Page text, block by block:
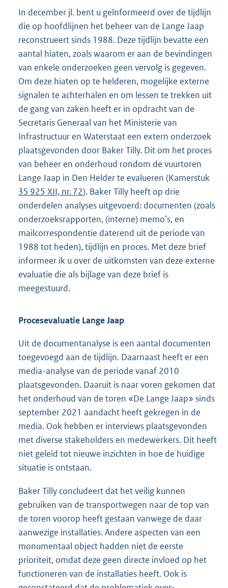
In december jl. bent u geïnformeerd over de tijdlijn
die op hoofdlijnen het beheer van de Lange Jaap
reconstrueert sinds 1988. Deze tijdlijn bevatte een
aantal hiaten, zoals waarom er aan de bevindingen
van enkele onderzoeken geen vervolg is gegeven.
Om deze hiaten op te helderen, mogelijke externe
signalen te achterhalen en om lessen te trekken uit
de gang van zaken heeft er in opdracht van de
Secretaris Generaal van het Ministerie van
Infrastructuur en Waterstaat een extern onderzoek
plaatsgevonden door Baker Tilly. Dit om het proces
van beheer en onderhoud rondom de vuurtoren
Lange Jaap in Den Helder te evalueren (Kamerstuk
35 925 XII, nr. 72). Baker Tilly heeft op drie
onderdelen analyses uitgevoerd: documenten (zoals
onderzoeksrapporten, (interne) memo’s, en
mailcorrespondentie daterend uit de periode van
1988 tot heden), tijdlijn en proces. Met deze brief
informeer ik u over de uitkomsten van deze externe
evaluatie die als bijlage van deze brief is
meegestuurd.
Procesevaluatie Lange Jaap
Uit de documentanalyse is een aantal documenten
toegevoegd aan de tijdlijn. Daarnaast heeft er een
media-analyse van de periode vanaf 2010
plaatsgevonden. Daaruit is naar voren gekomen dat
het onderhoud van de toren «De Lange Jaap» sinds
september 2021 aandacht heeft gekregen in de
media. Ook hebben er interviews plaatsgevonden
met diverse stakeholders en medewerkers. Dit heeft
niet geleid tot nieuwe inzichten in hoe de huidige
situatie is ontstaan.
Baker Tilly concludeert dat het veilig kunnen
gebruiken van de transportwegen naar de top van
de toren voorop heeft gestaan vanwege de daar
aanwezige installaties. Andere aspecten van een
monumentaal object hadden niet de eerste
prioriteit, omdat deze geen directe invloed op het
functioneren van de installaties heeft. Ook is